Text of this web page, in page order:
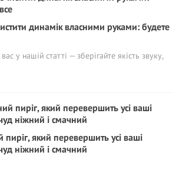
динамік власними руками: будете
у нашій статті — зберігайте якість звуку,
який перевершить усі ваші
ніжний і смачний